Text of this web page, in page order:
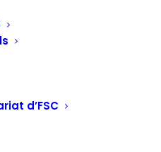
d’FSC
de 2026
de la
i Comunitat:
cuidar-se i
residencials i
d'Atenció a les